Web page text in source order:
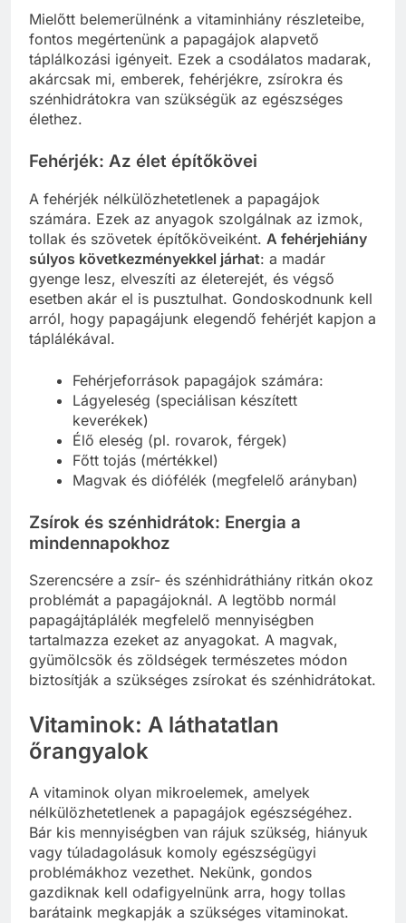
Mielőtt belemerülnénk a vitaminhiány részleteibe,
fontos megértenünk a papagájok alapvető
táplálkozási igényeit. Ezek a csodálatos madarak,
akárcsak mi, emberek, fehérjékre, zsírokra és
szénhidrátokra van szükségük az egészséges
élethez.
Fehérjék: Az élet építőkövei
A fehérjék nélkülözhetetlenek a papagájok
számára. Ezek az anyagok szolgálnak az izmok,
tollak és szövetek építőköveiként. A fehérjehiány
súlyos következményekkel járhat: a madár
gyenge lesz, elveszíti az életerejét, és végső
esetben akár el is pusztulhat. Gondoskodnunk kell
arról, hogy papagájunk elegendő fehérjét kapjon a
táplálékával.
Fehérjeforrások papagájok számára:
Lágyeleség (speciálisan készített
keverékek)
Élő eleség (pl. rovarok, férgek)
Főtt tojás (mértékkel)
Magvak és diófélék (megfelelő arányban)
Zsírok és szénhidrátok: Energia a
mindennapokhoz
Szerencsére a zsír- és szénhidráthiány ritkán okoz
problémát a papagájoknál. A legtöbb normál
papagájtáplálék megfelelő mennyiségben
tartalmazza ezeket az anyagokat. A magvak,
gyümölcsök és zöldségek természetes módon
biztosítják a szükséges zsírokat és szénhidrátokat.
Vitaminok: A láthatatlan
őrangyalok
A vitaminok olyan mikroelemek, amelyek
nélkülözhetetlenek a papagájok egészségéhez.
Bár kis mennyiségben van rájuk szükség, hiányuk
vagy túladagolásuk komoly egészségügyi
problémákhoz vezethet. Nekünk, gondos
gazdiknak kell odafigyelnünk arra, hogy tollas
barátaink megkapják a szükséges vitaminokat.